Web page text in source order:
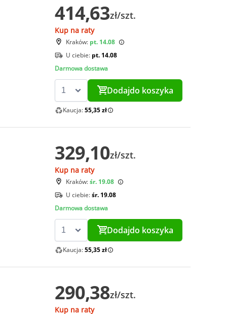
414,63zł/szt.
Kup na raty
Kraków: pt. 14.08
U ciebie: pt. 14.08
Darmowa dostawa
Dodajdo koszyka
Kaucja:55,35 zł
329,10zł/szt.
Kup na raty
Kraków:śr. 19.08
U ciebie:śr. 19.08
Darmowa dostawa
Dodajdo koszyka
Kaucja:55,35 zł
290,38zł/szt.
Kup na raty